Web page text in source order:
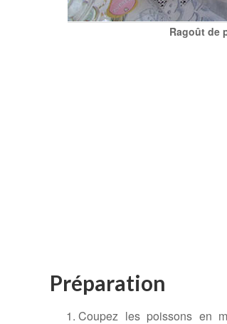
Ragoût de
Préparation
Coupez les poissons en